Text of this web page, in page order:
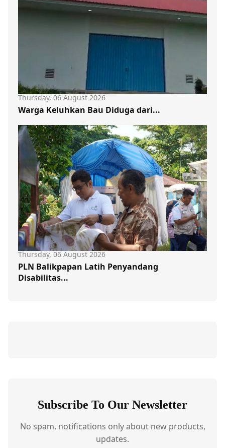
Thursday, 06 August 2026
Warga Keluhkan Bau Diduga dari...
Thursday, 06 August 2026
PLN Balikpapan Latih Penyandang
Disabilitas...
Subscribe To Our Newsletter
No spam, notifications only about new products,
updates.